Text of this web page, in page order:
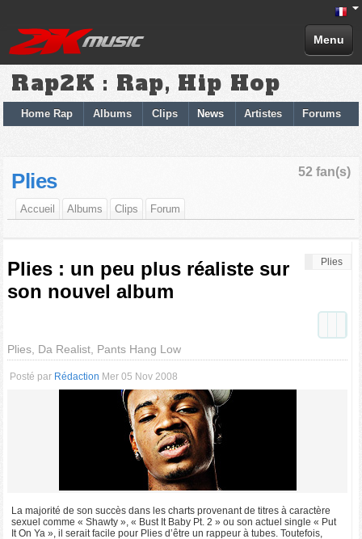
Menu
Rap2K : Rap, Hip Hop
Home Rap Albums Clips News Artistes Forums
52 fan(s)
Plies
Accueil Albums Clips Forum
Plies
Plies : un peu plus réaliste sur
son nouvel album
Plies, Da Realist, Pants Hang Low
Posté par Rédaction Mer 05 Nov 2008
La majorité de son succès dans les charts provenant de titres à caractère
sexuel comme « Shawty », « Bust It Baby Pt. 2 » ou son actuel single « Put
It On Ya », il serait facile pour Plies d’être un rappeur à tubes. Toutefois,